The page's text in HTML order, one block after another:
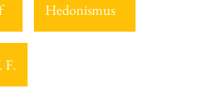
Hedonismus
F.